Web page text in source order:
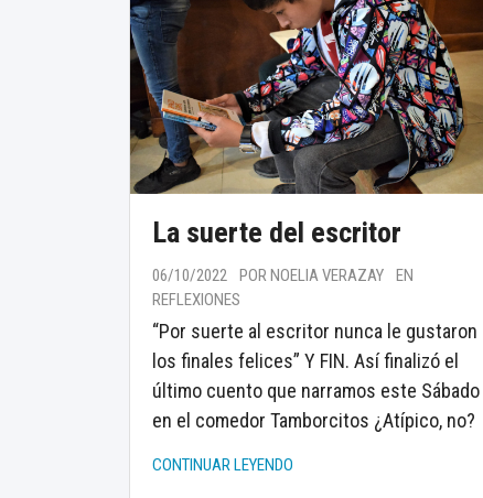
La suerte del escritor
06/10/2022 POR NOELIA VERAZAY
EN
REFLEXIONES
“Por suerte al escritor nunca le gustaron
los finales felices” Y FIN. Así finalizó el
último cuento que narramos este Sábado
en el comedor Tamborcitos ¿Atípico, no?
CONTINUAR LEYENDO